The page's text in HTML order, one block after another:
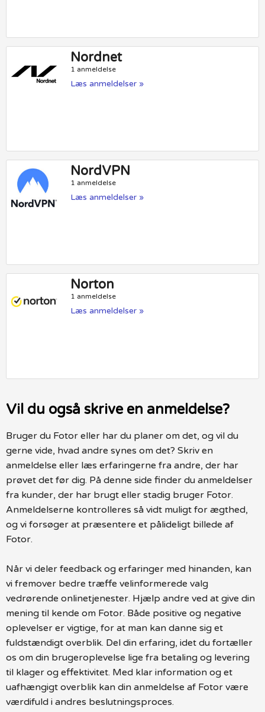
Nordnet
1 anmeldelse
Læs anmeldelser »
NordVPN
1 anmeldelse
Læs anmeldelser »
Norton
1 anmeldelse
Læs anmeldelser »
Vil du også skrive en anmeldelse?
Bruger du Fotor eller har du planer om det, og vil du
gerne vide, hvad andre synes om det? Skriv en
anmeldelse eller læs erfaringerne fra andre, der har
prøvet det før dig. På denne side finder du anmeldelser
fra kunder, der har brugt eller stadig bruger Fotor.
Anmeldelserne kontrolleres så vidt muligt for ægthed,
og vi forsøger at præsentere et pålideligt billede af
Fotor.
Når vi deler feedback og erfaringer med hinanden, kan
vi fremover bedre træffe velinformerede valg
vedrørende onlinetjenester. Hjælp andre ved at give din
mening til kende om Fotor. Både positive og negative
oplevelser er vigtige, for at man kan danne sig et
fuldstændigt overblik. Del din erfaring, idet du fortæller
os om din brugeroplevelse lige fra betaling og levering
til klager og effektivitet. Med klar information og et
uafhængigt overblik kan din anmeldelse af Fotor være
værdifuld i andres beslutningsproces.